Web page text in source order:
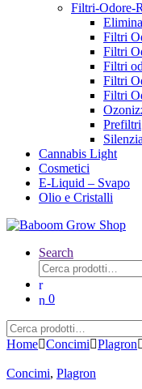
Nutribiz
Nutriculture
Odor sok
Officina di
Osram
Panoramix
Paradise
Philips
Philosopher
Phytolite
Plagron
Plant Success
PLUGIN PRO
Powder
Prima Klima
Prosystem
Protect
Quantamon
R-P-L
Rail Light
Reinhart
Filtri-Odore-
Filtri
Filtri
Filtri
Filtri
Filtri
Prefiltri
Cannabis Light
Cosmetici
E-Liquid – Svapo
Olio e Cristalli
Search
Cerca:
0
Cerca:
Home Concimi Plagron
Concimi, Plagron